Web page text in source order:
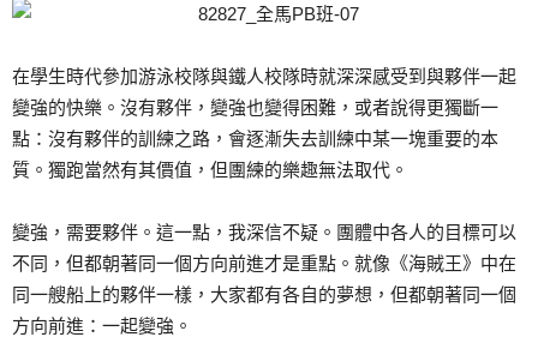
在學生時代參加游泳校隊與鐵人校隊時就深深感受到與夥伴一起
變強的快樂。沒有夥伴，變強也變得困難，或者說得更獨斷一
點：沒有夥伴的訓練之路，會逐漸失去訓練中某一塊重要的本
質。獨跑當然有其價值，但團練的樂趣無法取代。
變強，需要夥伴。這一點，我深信不疑。團體中各人的目標可以
不同，但都朝著同一個方向前進才是重點。就像《海賊王》中在
同一艘船上的夥伴一樣，大家都有各自的夢想，但都朝著同一個
方向前進：一起變強。